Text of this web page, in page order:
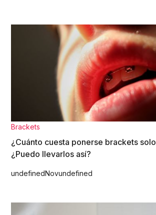
Brackets
¿Cuánto cuesta ponerse brackets
¿Puedo llevarlos así?
undefinedNovundefined